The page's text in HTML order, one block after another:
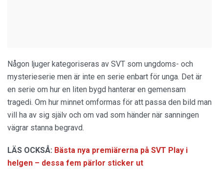
Någon ljuger kategoriseras av SVT som ungdoms- och
mysterieserie men är inte en serie enbart för unga. Det är
en serie om hur en liten bygd hanterar en gemensam
tragedi. Om hur minnet omformas för att passa den bild man
vill ha av sig själv och om vad som händer när sanningen
vägrar stanna begravd.
LÄS OCKSÅ: Bästa nya premiärerna på SVT Play i
helgen – dessa fem pärlor sticker ut